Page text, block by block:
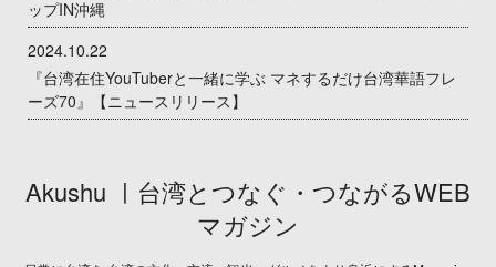
ップIN沖縄
2024.10.22
『台湾在住YouTuberと一緒に学ぶ マネするだけ台湾華語フレ
ーズ70』【ニュースリリース】
Akushu ㅣ台湾とつなぐ・つながるWEB
マガジン